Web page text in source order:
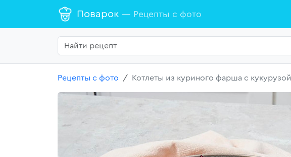
Поварок — Рецепты с фото
Рецепты с фото Котлеты из куриного фарша с кукурузой